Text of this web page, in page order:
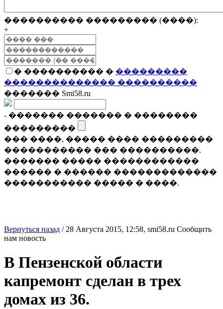
���������� ��������� (����):
+
� ���������� � ���������
�������������� ����������
������� Smi58.ru
- ������� ������� � ��������
���������
��� ����, ����� ���� ���������
����������� ��� ����������.
������� ����� ������������
������ � ������ �������������
����������� ����� � ����.
Вернуться назад / 28 Августа 2015, 12:58, smi58.ru Сообщить
нам новость
В Пензенской области
капремонт сделан в трех
домах из 36.